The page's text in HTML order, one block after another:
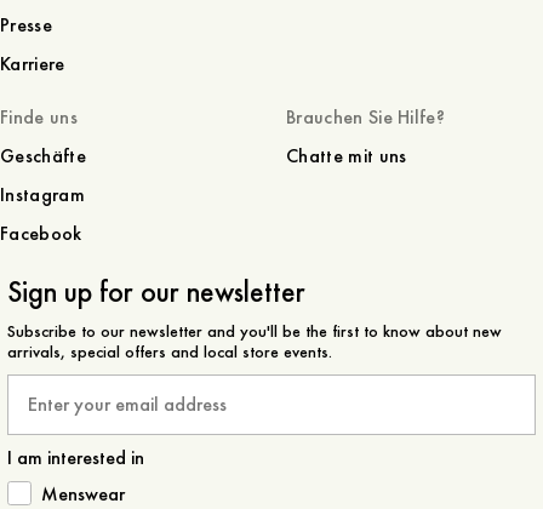
Presse
Karriere
Finde uns
Geschäfte
Instagram
Facebook
Brauchen Sie Hilfe?
Chatte mit uns
Sign up for our newsletter
Subscribe to our newsletter and you'll be the first to know about new
arrivals, special offers and local store events.
I am interested in
How would you like to hear from us?
Menswear